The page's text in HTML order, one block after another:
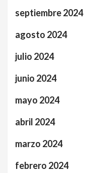
septiembre 2024
agosto 2024
julio 2024
junio 2024
mayo 2024
abril 2024
marzo 2024
febrero 2024